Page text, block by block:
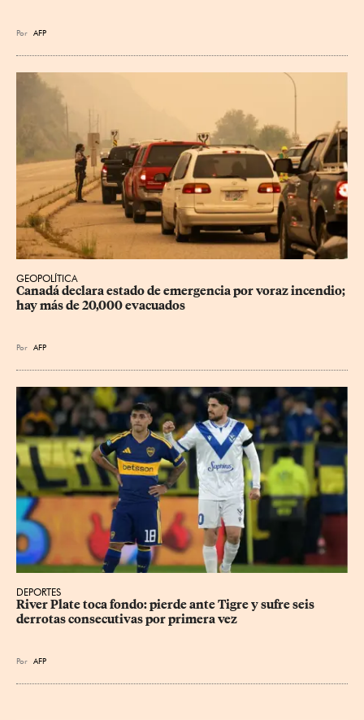
Por AFP
GEOPOLÍTICA
Canadá declara estado de emergencia por voraz incendio;
hay más de 20,000 evacuados
Por AFP
DEPORTES
River Plate toca fondo: pierde ante Tigre y sufre seis
derrotas consecutivas por primera vez
Por AFP